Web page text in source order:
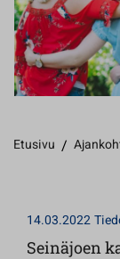
Etusivu /
14.03.2022
Seinäjoen